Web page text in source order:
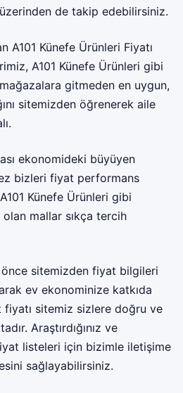
de takip edebilirsiniz.
A101 Künefe Ürünleri Fiyatı
A101 Künefe Ürünleri gibi
gitmeden en uygun,
sitemizden öğrenerek aile
ekonomideki büyüyen
bizleri fiyat performans
Künefe Ürünleri gibi
mallar sıkça tercih
önce sitemizden fiyat bilgileri
ev ekonominize katkıda
sitemiz sizlere doğru ve
Araştırdığınız ve
listeleri için bizimle iletişime
sağlayabilirsiniz.